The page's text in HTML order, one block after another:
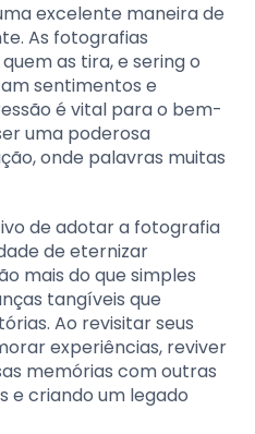
excelente maneira de
As fotografias
as tira, e sering o
sentimentos e
é vital para o bem-
uma poderosa
onde palavras muitas
de adotar a fotografia
de eternizar
mais do que simples
tangíveis que
Ao revisitar seus
experiências, reviver
memórias com outras
e criando um legado